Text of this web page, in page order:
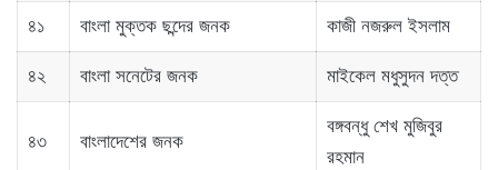
৪১ বাংলা মুক্তক ছন্দের জনক কাজী নজরুল ইসলাম
৪২ বাংলা সনেটের জনক মাইকেল মধুসুদন দত্ত
৪৩ বাংলাদেশের জনক
বঙ্গবন্ধু শেখ মুজিবুর
রহমান